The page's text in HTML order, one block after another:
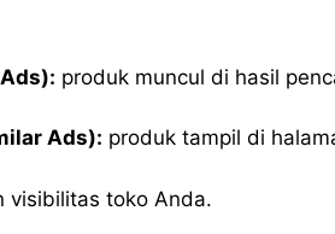
produk muncul di hasil
Ads): produk tampil di
visibilitas toko Anda.